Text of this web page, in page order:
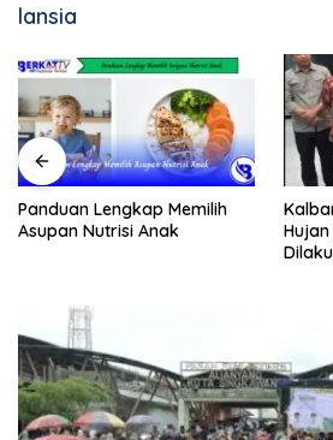
lansia
Panduan Lengkap Memilih
Asupan Nutrisi Anak